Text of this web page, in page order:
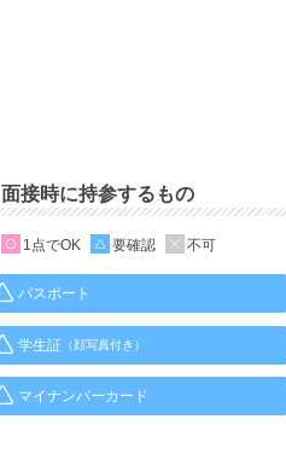
面接時に持参するもの
1点でOK 要確認 不可
パスポート
学生証 （顔写真付き）
マイナンバーカード